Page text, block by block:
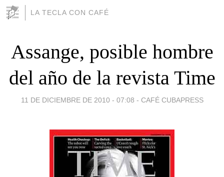
LA TECLA CON CAFÉ
Assange, posible hombre
del año de la revista Time
11 DE DICIEMBRE DE 2010 - 07:08 - CAFÉ CUBAPRESS